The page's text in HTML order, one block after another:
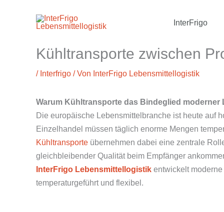
InterFrigo
Kühltransporte zwischen
/ Interfrigo / Von InterFrigo Lebensmittellogistik
Warum Kühltransporte das Bindeglied moderner
Die europäische Lebensmittelbranche ist heute auf
Einzelhandel müssen täglich enorme Mengen
Kühltransporte übernehmen dabei eine zentrale
gleichbleibender Qualität beim Empfänger
InterFrigo Lebensmittellogistik entwickelt
temperaturgeführt und flexibel.